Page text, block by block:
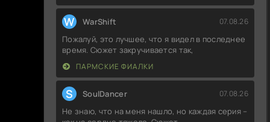
W WarShift 07.08.26
Пожалуй, это лучшее, что я видел в последнее
время. Сюжет закручивается так,
ПАРМСКИЕ ФИАЛКИ
S SoulDancer 07.08.26
Не знаю, что на меня нашло, но каждая серия –